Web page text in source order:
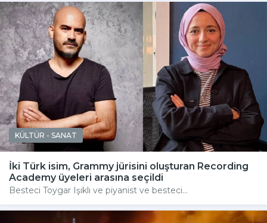
KÜLTÜR - SANAT
İki Türk isim, Grammy jürisini oluşturan Recording
Academy üyeleri arasına seçildi
Besteci Toygar Işıklı ve piyanist ve besteci...